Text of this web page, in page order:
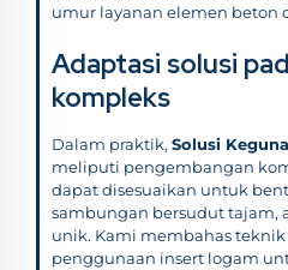
umur layanan elemen beton
Adaptasi solusi
kompleks
Dalam praktik, Solusi
meliputi pengembangan
dapat disesuaikan untuk
sambungan bersudut tajam,
unik. Kami membahas
penggunaan insert logam